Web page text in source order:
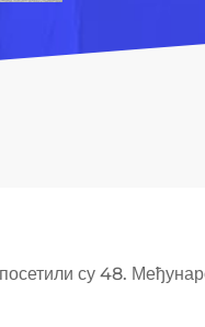
су 48.